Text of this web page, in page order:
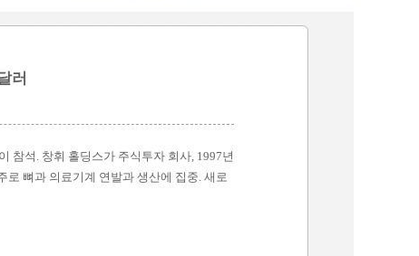
러
참석. 창휘 홀딩스가 주식투자 회사, 1997년
로 뼈과 의료기계 연발과 생산에 집중. 새로